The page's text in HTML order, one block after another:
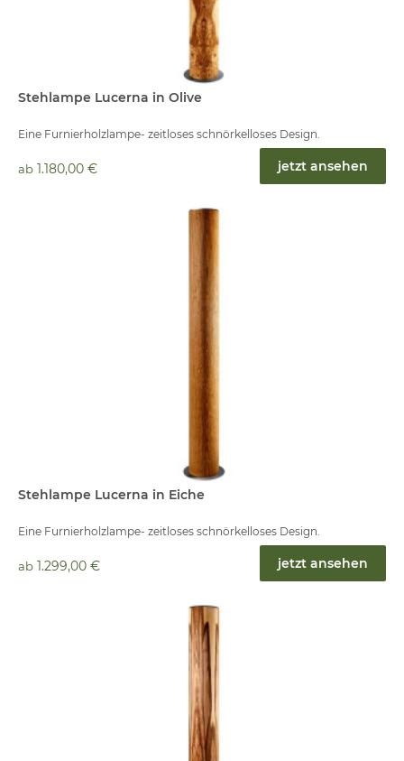
Stehlampe Lucerna in Olive
Eine Furnierholzlampe- zeitloses schnörkelloses Design.
ab 1.180,00 € jetzt ansehen
Stehlampe Lucerna in Eiche
Eine Furnierholzlampe- zeitloses schnörkelloses Design.
ab 1.299,00 € jetzt ansehen